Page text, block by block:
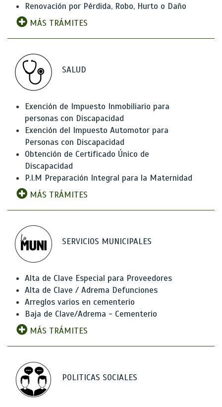
Renovación por Pérdida, Robo, Hurto o Daño
MÁS TRÁMITES
SALUD
Exención de Impuesto Inmobiliario para
personas con Discapacidad
Exención del Impuesto Automotor para
Personas con Discapacidad
Obtención de Certificado Único de
Discapacidad
P.I.M Preparación Integral para la Maternidad
MÁS TRÁMITES
SERVICIOS MUNICIPALES
Alta de Clave Especial para Proveedores
Alta de Clave / Adrema Defunciones
Arreglos varios en cementerio
Baja de Clave/Adrema - Cementerio
MÁS TRÁMITES
POLITICAS SOCIALES